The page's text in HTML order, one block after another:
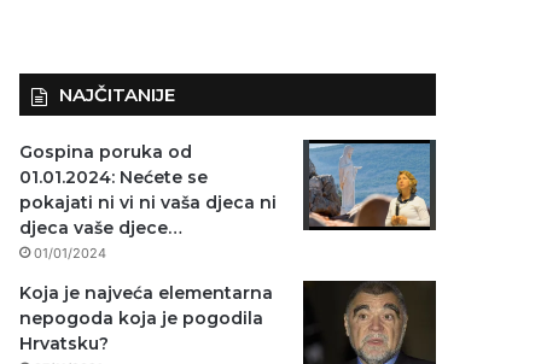
NAJČITANIJE
Gospina poruka od
01.01.2024: Nećete se
pokajati ni vi ni vaša djeca ni
djeca vaše djece…
01/01/2024
Koja je najveća elementarna
nepogoda koja je pogodila
Hrvatsku?